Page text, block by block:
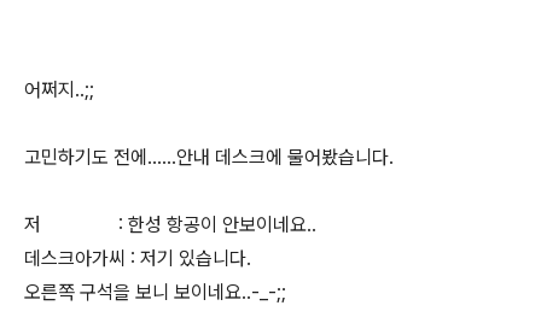
어쩌지..;;
고민하기도 전에......안내 데스크에 물어봤습니다.
저 : 한성 항공이 안보이네요..
데스크아가씨 : 저기 있습니다.
오른쪽 구석을 보니 보이네요..-_-;;